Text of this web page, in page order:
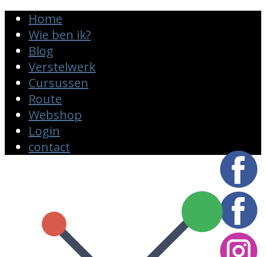
Home
Wie ben ik?
Blog
Verstelwerk
Cursussen
Route
Webshop
Login
contact